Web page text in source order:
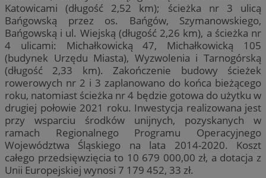
Katowicami (długość 2,52 km); ścieżka nr 3 ulicą
Bańgowską przez os. Bańgów, Szymanowskiego,
Bańgowską i ul. Wiejską (długość 2,26 km), a ścieżka nr
4 ulicami: Michałkowicką 47, Michałkowicką 105
(budynek Urzędu Miasta), Wyzwolenia i Tarnogórską
(długość 2,33 km). Zakończenie budowy ścieżek
rowerowych nr 2 i 3 zaplanowano do końca bieżącego
roku, natomiast ścieżka nr 4 będzie gotowa do użytku w
drugiej połowie 2021 roku. Inwestycja realizowana jest
przy wsparciu środków unijnych, pozyskanych w
ramach Regionalnego Programu Operacyjnego
Województwa Śląskiego na lata 2014-2020. Koszt
całego przedsięwzięcia to 10 679 000,00 zł, a dotacja z
Unii Europejskiej wynosi 7 179 452, 33 zł.